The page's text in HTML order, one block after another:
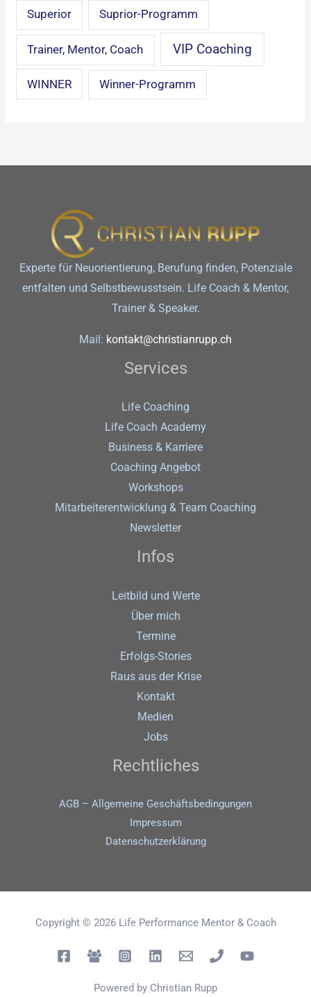
Superior Suprior-Programm
Trainer, Mentor, Coach VIP Coaching
WINNER Winner-Programm
Experte für Neuorientierung, Berufung finden, Potenziale
entfalten und Selbstbewusstsein. Life Coach & Mentor,
Trainer & Speaker.
Mail: kontakt@christianrupp.ch
Services
Life Coaching
Life Coach Academy
Business & Karriere
Coaching Angebot
Workshops
Mitarbeiterentwicklung & Team Coaching
Newsletter
Infos
Leitbild und Werte
Über mich
Termine
Erfolgs-Stories
Raus aus der Krise
Kontakt
Medien
Jobs
Rechtliches
AGB – Allgemeine Geschäftsbedingungen
Impressum
Datenschutz­erklärung
Copyright © 2026 Life Performance Mentor & Coach
Powered by Christian Rupp